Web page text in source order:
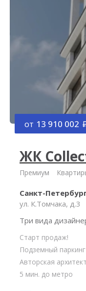
от 13 910 002
ЖК
Премиум
Санкт-
ул. К.Томчака, д.3
Три вида
Старт продаж!
Подземный паркинг
Авторская
5 мин. до метро